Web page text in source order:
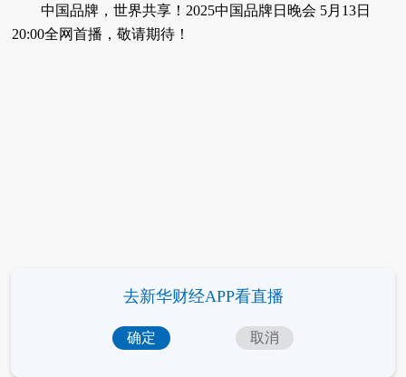
中国品牌，世界共享！2025中国品牌日晚会 5月13日
20:00全网首播，敬请期待！
去新华财经APP看直播
确定 取消